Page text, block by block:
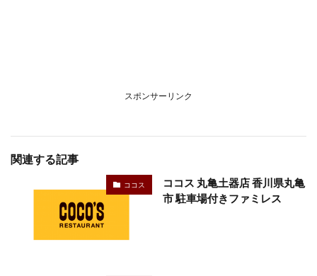
スポンサーリンク
関連する記事
ココス
ココス 丸亀土器店 香川県丸亀
市 駐車場付きファミレス